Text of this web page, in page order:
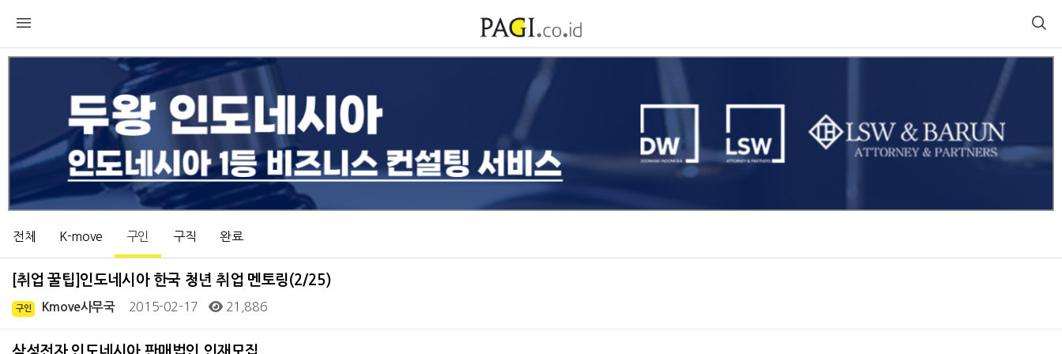
전체 K-move 구인 구직 완료
[취업 꿀팁]인도네시아 한국 청년 취업 멘토링(2/25)
구인 Kmove사무국 2015-02-17 21,886